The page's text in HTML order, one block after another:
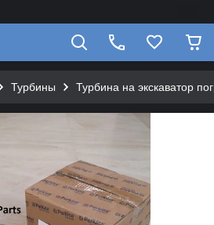
Турбины Турбина на экскаватор